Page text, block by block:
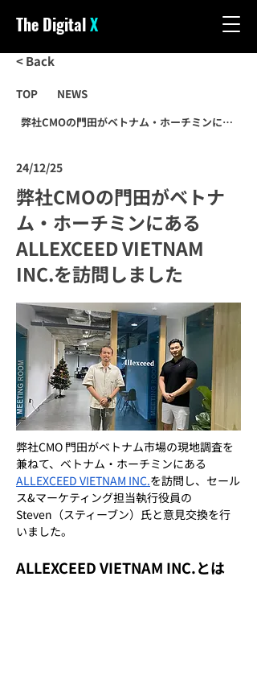
The DigitalX
< Back
TOP
NEWS
弊社CMOの門田がベトナム・ホーチミンにある
24/12/25
弊社CMOの門田がベトナ
ム・ホーチミンにある
ALLEXCEED VIETNAM
INC.を訪問しました
弊社CMO 門田がベトナム市場の現地調査を
兼ねて、ベトナム・ホーチミンにある
ALLEXCEED VIETNAM INC.を訪問し、セール
ス&マーケティング担当執行役員の
Steven（スティーブン）氏と意見交換を行
いました。
ALLEXCEED VIETNAM INC.とは